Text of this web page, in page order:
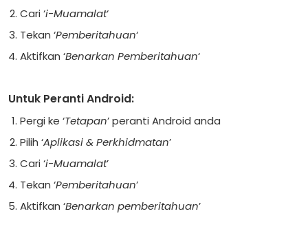
Cari ‘i-Muamalat‘
Tekan ‘Pemberitahuan‘
Aktifkan ‘Benarkan Pemberitahuan‘
Untuk Peranti Android:
Pergi ke ‘Tetapan’ peranti Android anda
Pilih ‘Aplikasi & Perkhidmatan’
Cari ‘i-Muamalat’
Tekan ‘Pemberitahuan’
Aktifkan ‘Benarkan pemberitahuan’